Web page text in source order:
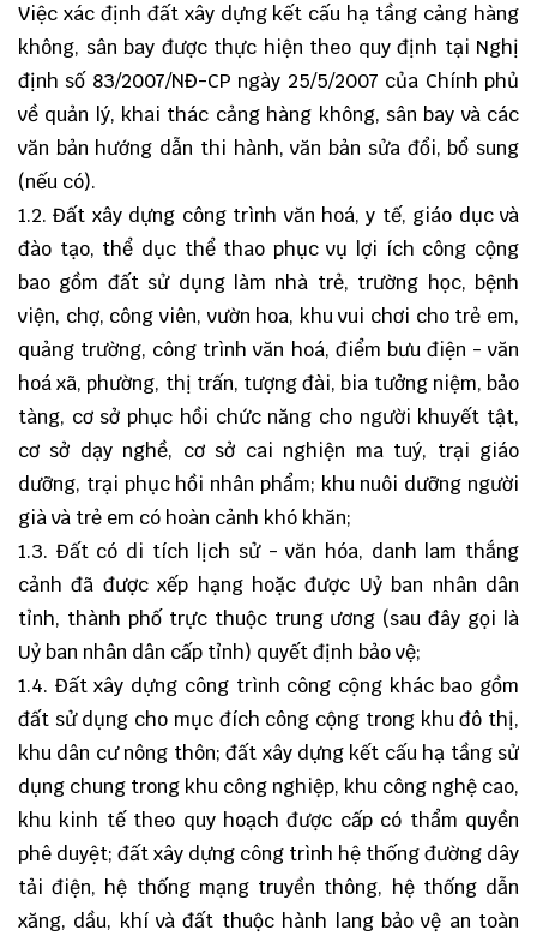
Việc xác định đất xây dựng kết cấu hạ tầng cảng hàng
không, sân bay được thực hiện theo quy định tại Nghị
định số 83/2007/NĐ-CP ngày 25/5/2007 của Chính phủ
về quản lý, khai thác cảng hàng không, sân bay và các
văn bản hướng dẫn thi hành, văn bản sửa đổi, bổ sung
(nếu có).
1.2. Đất xây dựng công trình văn hoá, y tế, giáo dục và
đào tạo, thể dục thể thao phục vụ lợi ích công cộng
bao gồm đất sử dụng làm nhà trẻ, trường học, bệnh
viện, chợ, công viên, vườn hoa, khu vui chơi cho trẻ em,
quảng trường, công trình văn hoá, điểm bưu điện - văn
hoá xã, phường, thị trấn, tượng đài, bia tưởng niệm, bảo
tàng, cơ sở phục hồi chức năng cho người khuyết tật,
cơ sở dạy nghề, cơ sở cai nghiện ma tuý, trại giáo
dưỡng, trại phục hồi nhân phẩm; khu nuôi dưỡng người
già và trẻ em có hoàn cảnh khó khăn;
1.3. Đất có di tích lịch sử - văn hóa, danh lam thắng
cảnh đã được xếp hạng hoặc được Uỷ ban nhân dân
tỉnh, thành phố trực thuộc trung ương (sau đây gọi là
Uỷ ban nhân dân cấp tỉnh) quyết định bảo vệ;
1.4. Đất xây dựng công trình công cộng khác bao gồm
đất sử dụng cho mục đích công cộng trong khu đô thị,
khu dân cư nông thôn; đất xây dựng kết cấu hạ tầng sử
dụng chung trong khu công nghiệp, khu công nghệ cao,
khu kinh tế theo quy hoạch được cấp có thẩm quyền
phê duyệt; đất xây dựng công trình hệ thống đường dây
tải điện, hệ thống mạng truyền thông, hệ thống dẫn
xăng, dầu, khí và đất thuộc hành lang bảo vệ an toàn